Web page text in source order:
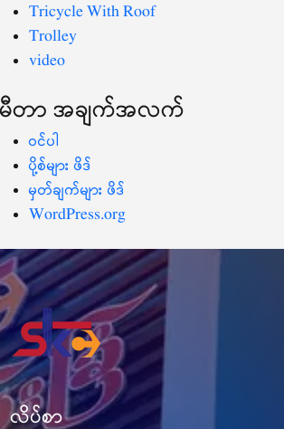
Tricycle With Roof
Trolley
video
မီတာ အချက်အလက်
ဝင်ပါ
ပို့စ်များ ဖိဒ်
မှတ်ချက်များ ဖိဒ်
WordPress.org
လိပ်စာ